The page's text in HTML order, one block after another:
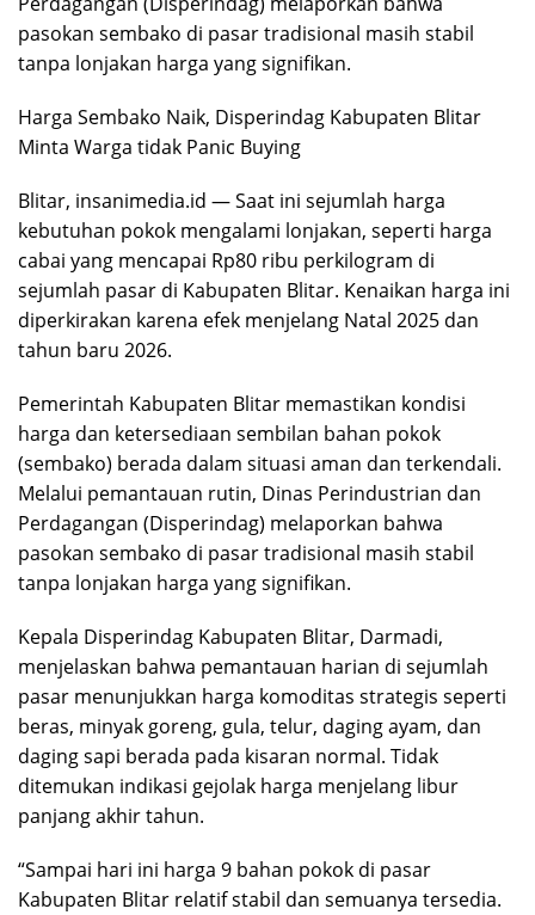
pasokan sembako di pasar tradisional masih stabil
tanpa lonjakan harga yang signifikan.
Harga Sembako Naik, Disperindag Kabupaten Blitar
Minta Warga tidak Panic Buying
Blitar, insanimedia.id — Saat ini sejumlah harga
kebutuhan pokok mengalami lonjakan, seperti harga
cabai yang mencapai Rp80 ribu perkilogram di
sejumlah pasar di Kabupaten Blitar. Kenaikan harga ini
diperkirakan karena efek menjelang Natal 2025 dan
tahun baru 2026.
Pemerintah Kabupaten Blitar memastikan kondisi
harga dan ketersediaan sembilan bahan pokok
(sembako) berada dalam situasi aman dan terkendali.
Melalui pemantauan rutin, Dinas Perindustrian dan
Perdagangan (Disperindag) melaporkan bahwa
pasokan sembako di pasar tradisional masih stabil
tanpa lonjakan harga yang signifikan.
Kepala Disperindag Kabupaten Blitar, Darmadi,
menjelaskan bahwa pemantauan harian di sejumlah
pasar menunjukkan harga komoditas strategis seperti
beras, minyak goreng, gula, telur, daging ayam, dan
daging sapi berada pada kisaran normal. Tidak
ditemukan indikasi gejolak harga menjelang libur
panjang akhir tahun.
“Sampai hari ini harga 9 bahan pokok di pasar
Kabupaten Blitar relatif stabil dan semuanya tersedia.